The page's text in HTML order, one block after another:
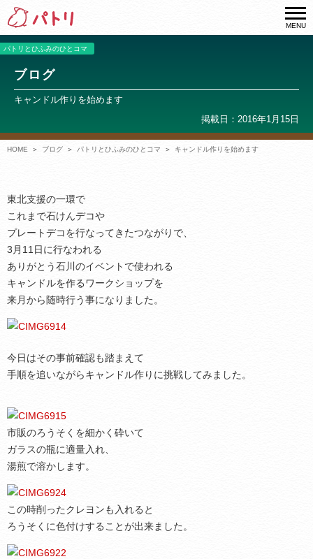
MENU
パトリとひふみのひとコマ
ブログ
キャンドル作りを始めます
掲載日：2016年1月15日
HOME ブログ パトリとひふみのひとコマ キャンドル作りを始めます
東北支援の一環で
これまで石けんデコや
プレートデコを行なってきたつながりで、
3月11日に行なわれる
ありがとう石川のイベントで使われる
キャンドルを作るワークショップを
来月から随時行う事になりました。
今日はその事前確認も踏まえて
手順を追いながらキャンドル作りに挑戦してみました。
市販のろうそくを細かく砕いて
ガラスの瓶に適量入れ、
湯煎で溶かします。
この時削ったクレヨンも入れると
ろうそくに色付けすることが出来ました。